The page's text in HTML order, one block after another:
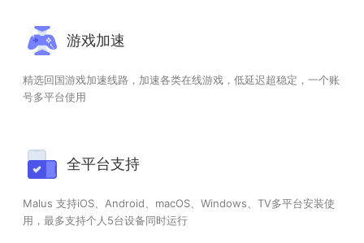
游戏加速
精选回国游戏加速线路，加速各类在线游戏，低延迟超稳定，一个账
号多平台使用
全平台支持
Malus 支持iOS、Android、macOS、Windows、TV多平台安装使
用，最多支持个人5台设备同时运行